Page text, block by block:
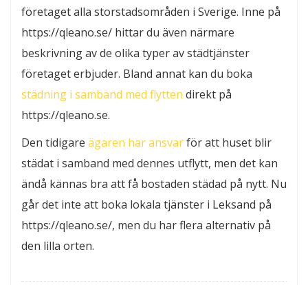
företaget alla storstadsområden i Sverige. Inne på
https://qleano.se/ hittar du även närmare
beskrivning av de olika typer av städtjänster
företaget erbjuder. Bland annat kan du boka
städning i samband med flytten direkt på
https://qleano.se.
Den tidigare ägaren har ansvarför att huset blir
städat i samband med dennes utflytt, men det kan
ändå kännas bra att få bostaden städad på nytt. Nu
går det inte att boka lokala tjänster i Leksand på
https://qleano.se/, men du har flera alternativ på
den lilla orten.